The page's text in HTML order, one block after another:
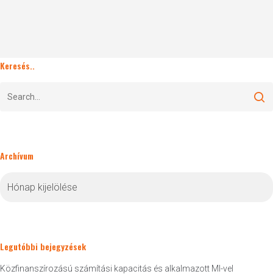
Keresés..
Archívum
Legutóbbi bejegyzések
Közfinanszírozású számítási kapacitás és alkalmazott MI-vel